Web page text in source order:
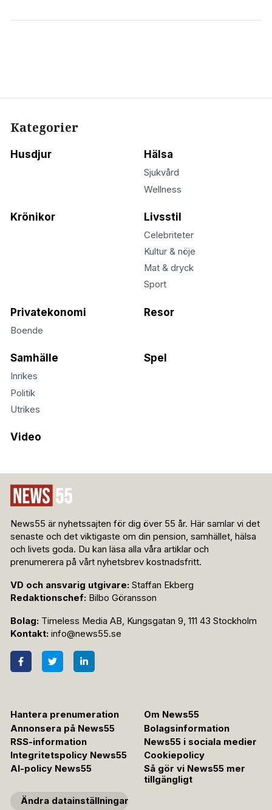
Kategorier
Husdjur Hälsa
Sjukvård
Wellness
Krönikor Livsstil
Celebriteter
Kultur & nöje
Mat & dryck
Sport
Privatekonomi
Boende
Resor
Samhälle
Inrikes
Politik
Utrikes
Spel
Video
News55 är nyhetssajten för dig över 55 år. Här samlar vi det
senaste och det viktigaste om din pension, samhället, hälsa
och livets goda. Du kan läsa alla våra artiklar och
prenumerera på vårt nyhetsbrev kostnadsfritt.
VD och ansvarig utgivare: Staffan Ekberg
Redaktionschef: Bilbo Göransson
Bolag: Timeless Media AB, Kungsgatan 9, 111 43 Stockholm
Kontakt: info@news55.se
Hantera prenumeration
Om News55
Annonsera på News55
Bolagsinformation
RSS-information
News55 i sociala medier
Integritetspolicy News55
Cookiepolicy
AI-policy News55
Så gör vi News55 mer
tillgängligt
Ändra datainställningar